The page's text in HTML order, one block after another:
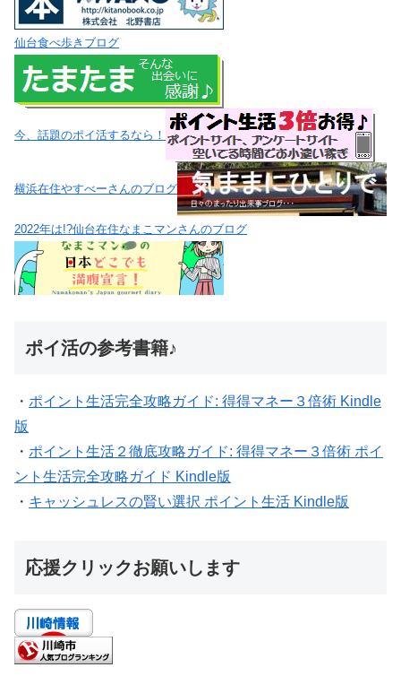
仙台食べ歩きブログ
今、話題のポイ活するなら！
横浜在住やすべーさんのブログ
2022年は!?仙台在住なまこマンさんのブログ
ポイ活の参考書籍♪
・ ポイント生活完全攻略ガイド: 得得マネー３倍術 Kindle
版
・ ポイント生活２徹底攻略ガイド: 得得マネー３倍術 ポイ
ント生活完全攻略ガイド Kindle版
・ キャッシュレスの賢い選択 ポイント生活 Kindle版
応援クリックお願いします